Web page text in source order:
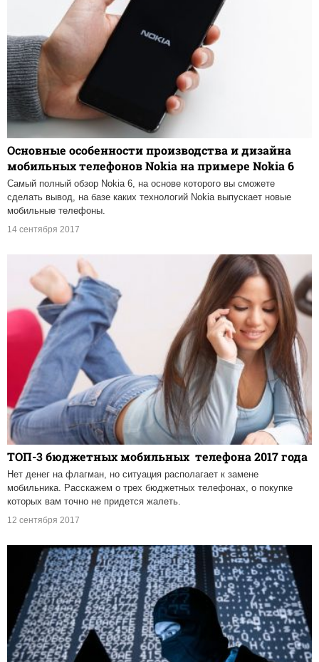
Основные особенности производства и дизайна
мобильных телефонов Nokia на примере Nokia 6
Самый полный обзор Nokia 6, на основе которого вы сможете
сделать вывод, на базе каких технологий Nokia выпускает новые
мобильные телефоны.
14 сентября 2017
ТОП-3 бюджетных мобильных телефона 2017 года
Нет денег на флагман, но ситуация располагает к замене
мобильника. Расскажем о трех бюджетных телефонах, о покупке
которых вам точно не придется жалеть.
12 сентября 2017